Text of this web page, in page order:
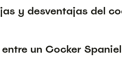
y desventajas del
un Cocker